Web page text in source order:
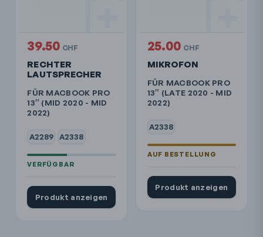
RECHTER
LAUTSPRECHER
FÜR MACBOOK PRO
13″ (MID 2020 - MID
2022)
A2289 A2338
39.50 CHF
Produkt anzeigen
MIKROFON
FÜR MACBOOK PRO
13″ (LATE 2020 - MID
2022)
A2338
25.00 CHF
Produkt anzeigen